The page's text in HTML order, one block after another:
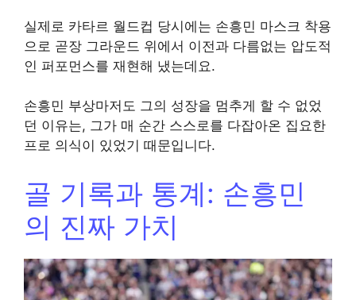
실제로 카타르 월드컵 당시에는 손흥민 마스크 착용
으로 곧장 그라운드 위에서 이전과 다름없는 압도적
인 퍼포먼스를 재현해 냈는데요.
손흥민 부상마저도 그의 성장을 멈추게 할 수 없었
던 이유는, 그가 매 순간 스스로를 다잡아온 집요한
프로 의식이 있었기 때문입니다.
골 기록과 통계: 손흥민
의 진짜 가치